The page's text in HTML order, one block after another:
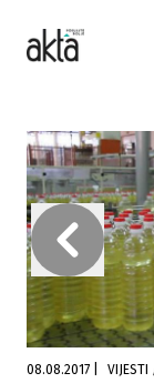
08.08.2017